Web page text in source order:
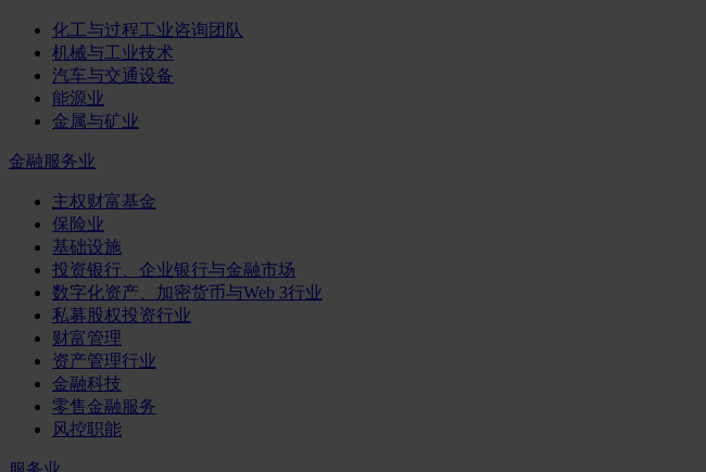
化工与过程工业咨询团队
机械与工业技术
汽车与交通设备
能源业
金属与矿业
金融服务业
主权财富基金
保险业
基础设施
投资银行、企业银行与金融市场
数字化资产、加密货币与Web 3行业
私募股权投资行业
财富管理
资产管理行业
金融科技
零售金融服务
风控职能